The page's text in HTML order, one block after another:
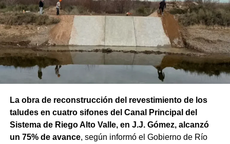
La obra de reconstrucción del revestimiento de los
taludes en cuatro sifones del Canal Principal del
Sistema de Riego Alto Valle, en J.J. Gómez, alcanzó
un 75% de avance, según informó el Gobierno de Río